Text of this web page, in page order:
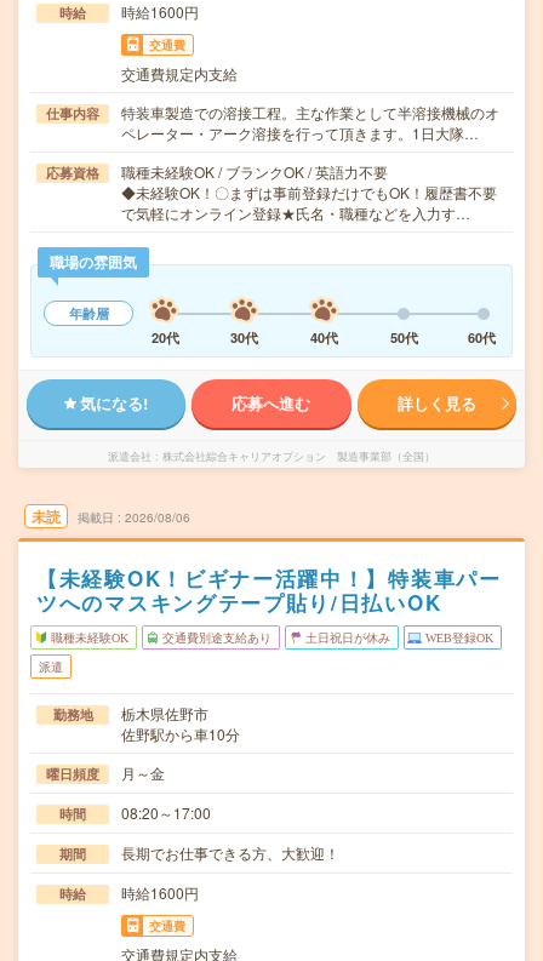
時給 時給1600円
交通費
交通費規定内支給
仕事内容
特装車製造での溶接工程。主な作業として半溶接機械のオ
ペレーター・アーク溶接を行って頂きます。1日大隊…
応募資格
職種未経験OK / ブランクOK / 英語力不要
◆未経験OK！〇まずは事前登録だけでもOK！履歴書不要
で気軽にオンライン登録★氏名・職種などを入力す…
職場の雰囲気
年齢層
20代
30代 40代 50代 60代
気になる! 応募へ進む 詳しく見る
派遣会社 株式会社綜合キャリアオプション 製造事業部（全国）
未読 掲載日 2026/08/06
【未経験OK！ビギナー活躍中！】特装車パー
ツへのマスキングテープ貼り/日払いOK
職種未経験OK 交通費別途支給あり 土日祝日が休み WEB登録OK
派遣
勤務地
栃木県佐野市
佐野駅から車10分
曜日頻度 月～金
時間 08:20～17:00
期間 長期でお仕事できる方、大歓迎！
時給 時給1600円
交通費
交通費規定内支給